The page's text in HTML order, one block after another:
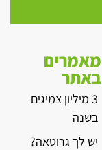
מאמרים
באתר
3 מיליון צמיגים
בשנה
יש לך גרוטאה?